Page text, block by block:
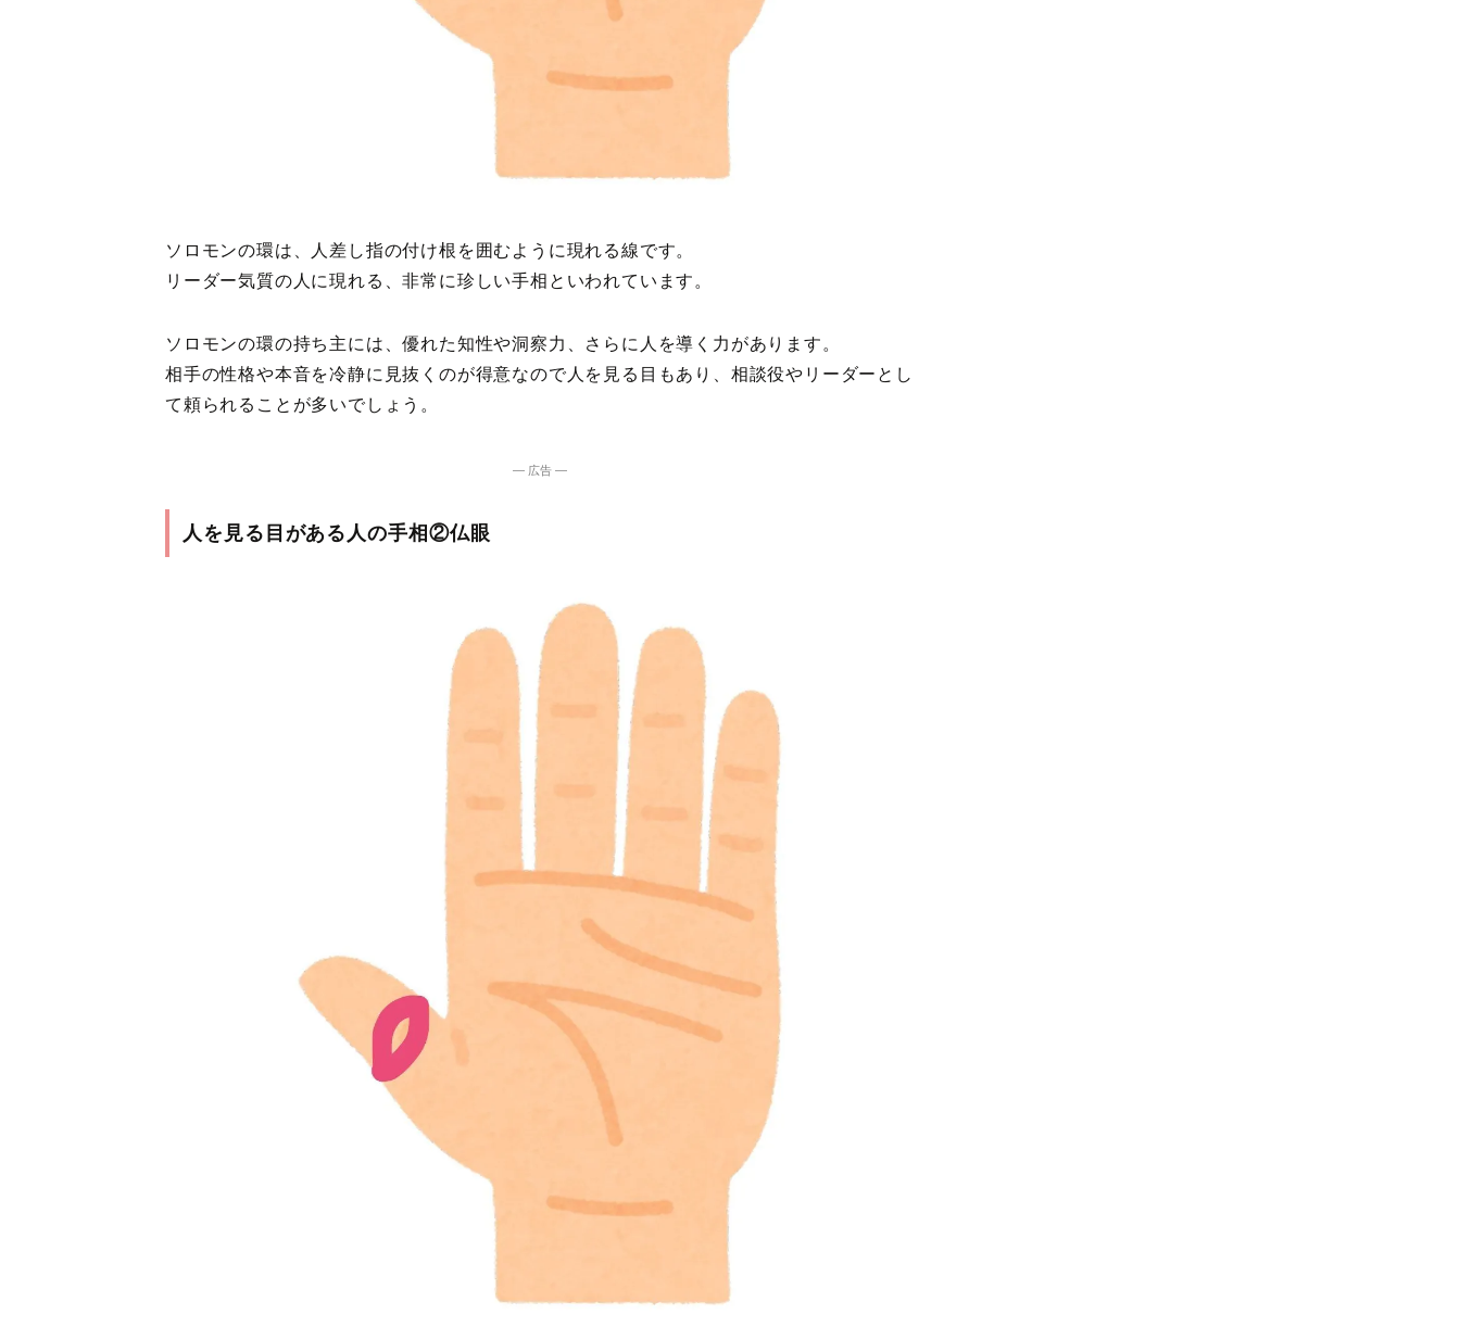
ソロモンの環は、人差し指の付け根を囲むように現れる線です。
リーダー気質の人に現れる、非常に珍しい手相といわれています。
ソロモンの環の持ち主には、優れた知性や洞察力、さらに人を導く力があります。
相手の性格や本音を冷静に見抜くのが得意なので人を見る目もあり、相談役やリーダーとし
て頼られることが多いでしょう。
― 広告 ―
人を見る目がある人の手相②仏眼